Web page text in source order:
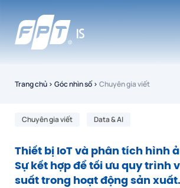
Trang chủ › Góc nhìn số› Chuyên gia viết
Chuyên gia viết Data & AI
Thiết bị IoT và phân tích hình
Sự kết hợp để tối ưu quy trình
suất trong hoạt động sản xuất.